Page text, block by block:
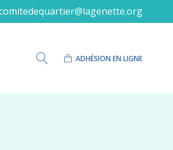
ADHÉSION EN LIGNE